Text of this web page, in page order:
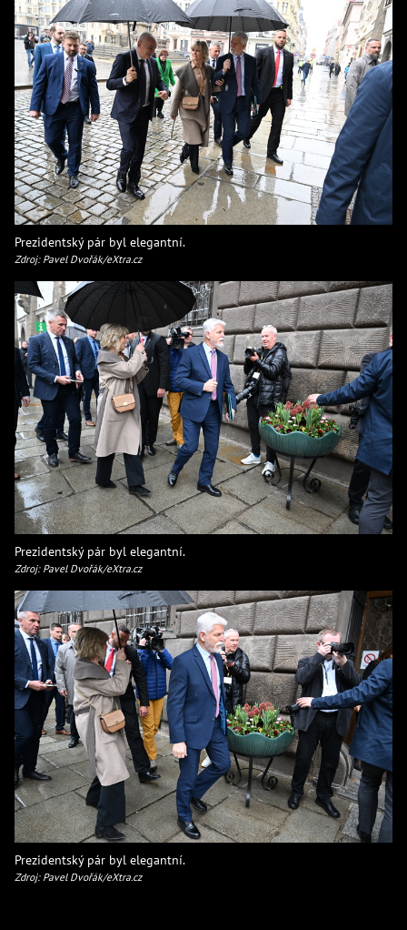
Prezidentský pár byl elegantní.
Zdroj: Pavel Dvořák/eXtra.cz
Prezidentský pár byl elegantní.
Zdroj: Pavel Dvořák/eXtra.cz
Prezidentský pár byl elegantní.
Zdroj: Pavel Dvořák/eXtra.cz